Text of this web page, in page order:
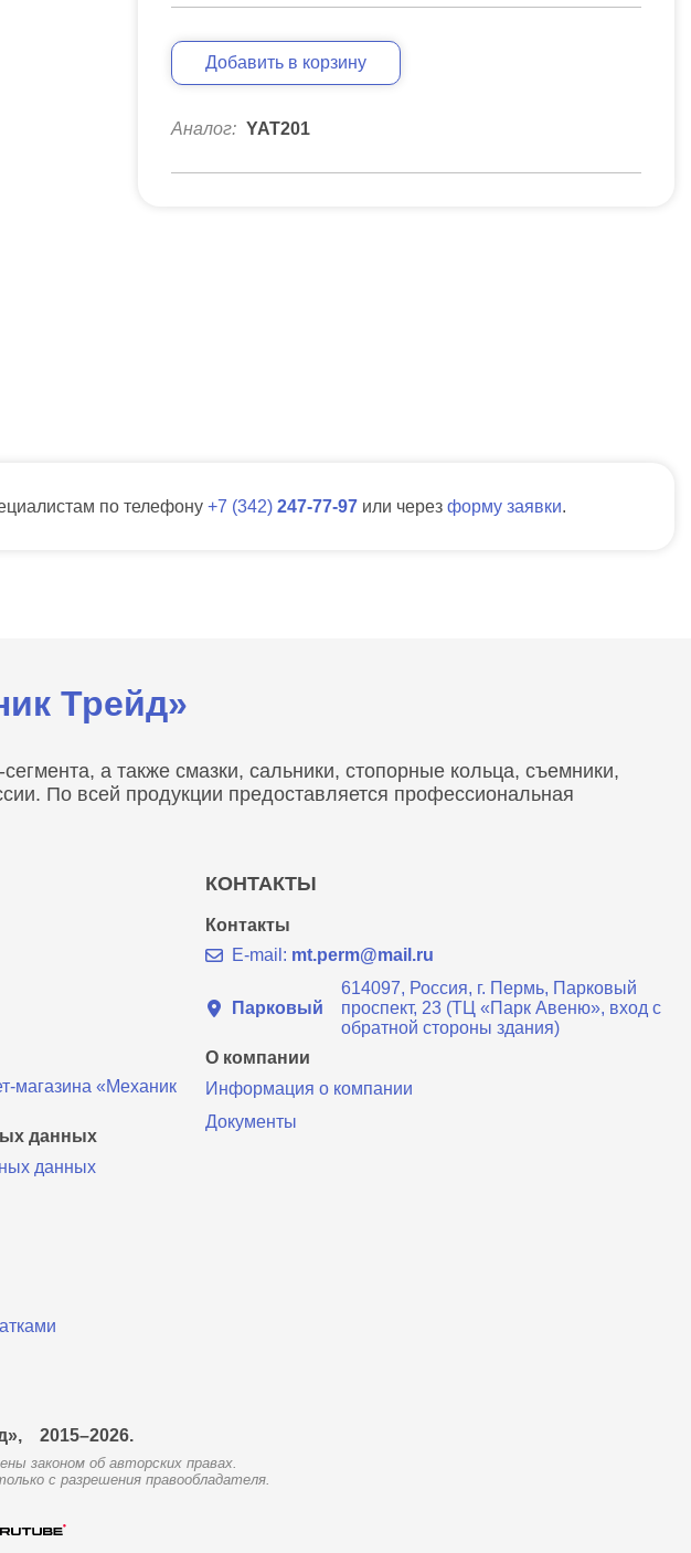
Добавить в корзину
Аналог: YAT201
по телефону 7 342 247-77-97 или через форму заявки.
Трейд»
а также смазки, сальники, стопорные кольца, съемники,
По всей продукции предоставляется профессиональная
магазина «Механик
данных
данных
КОНТАКТЫ
Контакты
E-mail: mt.perm@mail.ru
Парковый
614097, Россия, г. Пермь, Парковый
проспект, 23 (ТЦ «Парк Авеню», вход с
обратной стороны здания)
О компании
Информация о компании
Документы
2015–2026.
законом об авторских правах.
с разрешения правообладателя.